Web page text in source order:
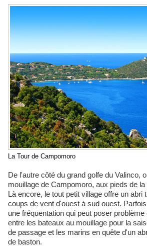
La Tour de Campomoro
De l'autre côté du grand golfe du Valinco, on retrouve la zone de
mouillage de Campomoro, aux pieds de
Là encore, le tout petit village offre un abri
coups de vent d'ouest à sud ouest.
une fréquentation qui peut poser
entre les bateaux au mouillage pour la
de passage et les marins en quête d'un
de baston.